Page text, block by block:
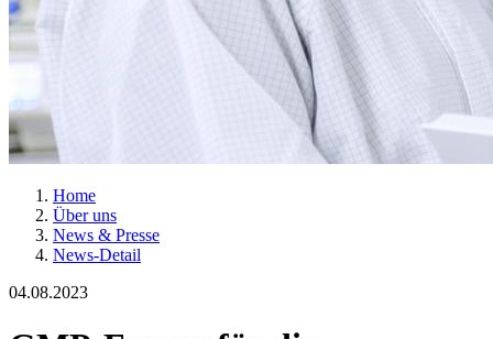
Home
Über uns
News & Presse
News-Detail
04.08.2023